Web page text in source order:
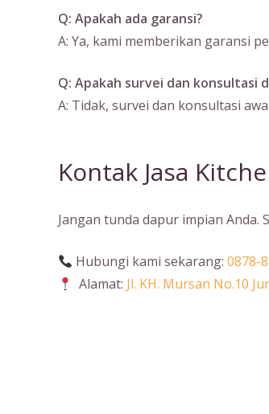
Q: Apakah ada garansi?
A: Ya, kami memberikan garansi
Q: Apakah survei dan konsultasi
A: Tidak, survei dan konsultasi
Kontak Jasa
Jangan tunda dapur impian
Hubungi kami sekarang:0878-
Alamat: Jl. KH. Mursan No.10